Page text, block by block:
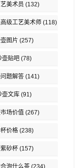
美术员 (132)
级工艺美术师(118)
图片 (257)
壶贴吧 (78)
题解答(141)
壶文库 (91)
场价值(267)
价格(238)
砂杯(157)
泡什么茶(234)